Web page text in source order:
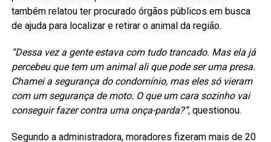
também relatou ter procurado órgãos públicos em busca
de ajuda para localizar e retirar o animal da região.
“Dessa vez a gente estava com tudo trancado. Mas ela já
percebeu que tem um animal ali que pode ser uma presa.
Chamei a segurança do condomínio, mas eles só vieram
com um segurança de moto. O que um cara sozinho vai
conseguir fazer contra uma onça-parda?”,questionou.
Segundo a administradora, moradores fizeram mais de 20